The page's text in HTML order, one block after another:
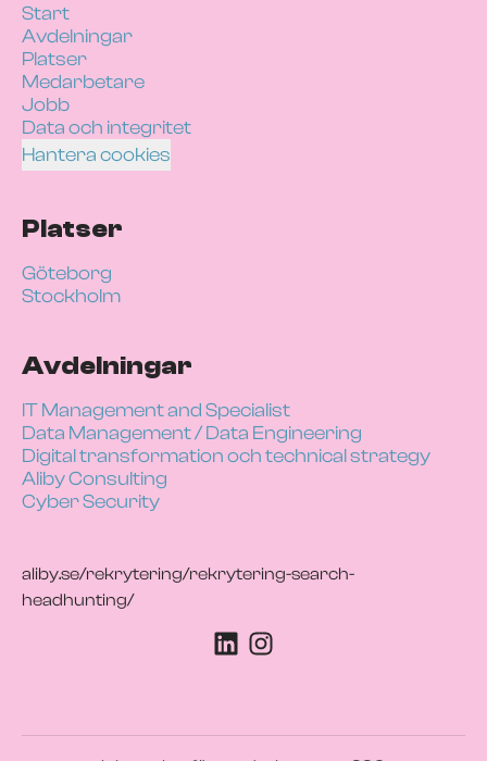
Start
Avdelningar
Platser
Medarbetare
Jobb
Data och integritet
Hantera cookies
Platser
Göteborg
Stockholm
Avdelningar
IT Management and Specialist
Data Management / Data Engineering
Digital transformation och technical strategy
Aliby Consulting
Cyber Security
aliby.se/rekrytering/rekrytering-search-
headhunting/